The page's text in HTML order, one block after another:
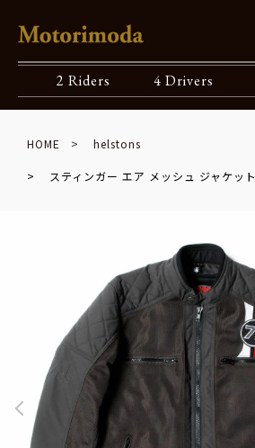
2 Riders 4 Drivers
HOME helstons
スティンガー エア メッシュ ジャケット